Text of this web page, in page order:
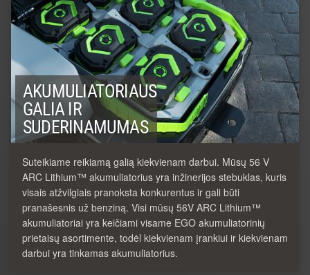
AKUMULIATORIAUS
GALIA IR
SUDERINAMUMAS
Suteikiame reikiamą galią kiekvienam darbui. Mūsų 56 V
ARC Lithium™ akumuliatorius yra inžinerijos stebuklas, kuris
visais atžvilgiais pranoksta konkurentus ir gali būti
pranašesnis už benziną. Visi mūsų 56V ARC Lithium™
akumuliatoriai yra keičiami visame EGO akumuliatorinių
prietaisų asortimente, todėl kiekvienam įrankiui ir kiekvienam
darbui yra tinkamas akumuliatorius.